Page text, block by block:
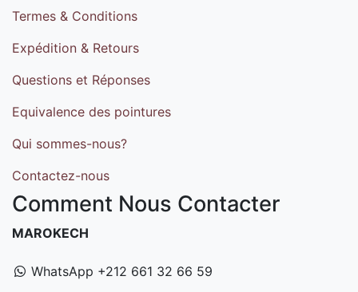
Termes & Conditions
Expédition & Retours
Questions et Réponses
Equivalence des pointures
Qui sommes-nous?
Contactez-nous
Comment Nous Contacter
MAROKECH
WhatsApp +212 661 32 66 59